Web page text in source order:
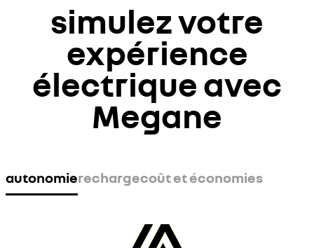
simulez votre
expérience
électrique avec
Megane
autonomierechargecoût et économies